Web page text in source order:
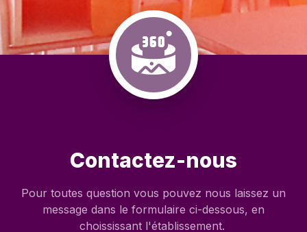
Contactez-nous
Pour toutes question vous pouvez nous laissez un
message dans le formulaire ci-dessous, en
choississant l'établissement.